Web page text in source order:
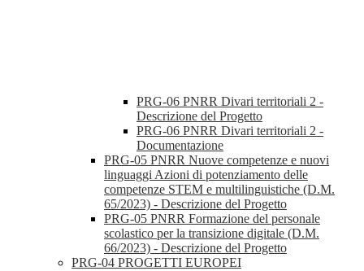
PRG-06 PNRR Divari territoriali 2 -
Descrizione del Progetto
PRG-06 PNRR Divari territoriali 2 -
Documentazione
PRG-05 PNRR Nuove competenze e nuovi
linguaggi Azioni di potenziamento delle
competenze STEM e multilinguistiche (D.M.
65/2023) - Descrizione del Progetto
PRG-05 PNRR Formazione del personale
scolastico per la transizione digitale (D.M.
66/2023) - Descrizione del Progetto
PRG-04 PROGETTI EUROPEI